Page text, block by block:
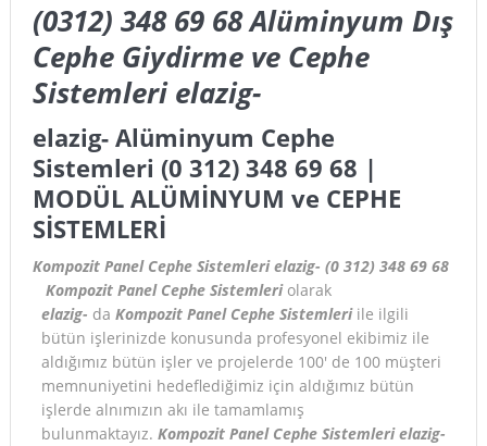
(0312) 348 69 68 Alüminyum Dış
Cephe Giydirme ve Cephe
Sistemleri elazig-
elazig- Alüminyum Cephe
Sistemleri (0 312) 348 69 68 |
MODÜL ALÜMİNYUM ve CEPHE
SİSTEMLERİ
Kompozit Panel Cephe Sistemleri elazig- (0 312) 348 69 68
Kompozit Panel Cephe Sistemleri olarak
elazig- da Kompozit Panel Cephe Sistemleriile ilgili
bütün işlerinizde konusunda profesyonel ekibimiz ile
aldığımız bütün işler ve projelerde 100′ de 100 müşteri
memnuniyetini hedeflediğimiz için aldığımız bütün
işlerde alnımızın akı ile tamamlamış
bulunmaktayız. Kompozit Panel Cephe Sistemleri elazig-